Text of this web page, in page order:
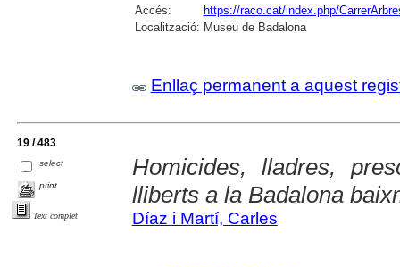
Accés:
https://raco.cat/index.php/
Localització: Museu de Badalona
Enllaç permanent a aquest
19 / 483
select
print
Text complet
Homicides, lladres,
lliberts a la Badalona
Díaz i Martí, Carles